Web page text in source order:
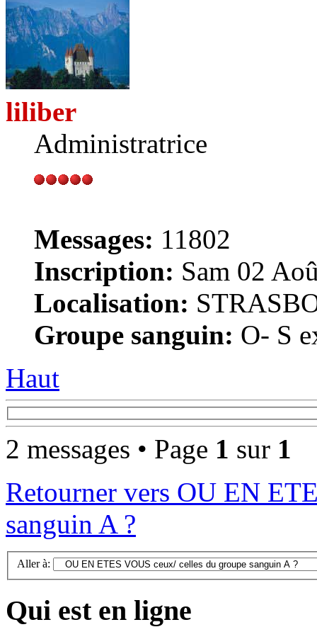
liliber
Administratrice
Messages: 11802
Inscription: Sam 02
Localisation:
Groupe sanguin: O- S
Haut
2 messages • Page 1 sur 1
Retourner vers OU EN
sanguin A ?
Aller à:
Qui est en ligne